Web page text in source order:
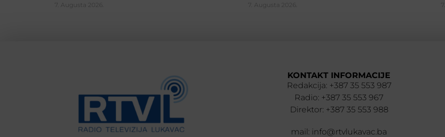
7. Augusta 2026. 7. Augusta 2026.
KONTAKT INFORMACIJE
Redakcija: +387 35 553 987
Radio: +387 35 553 967
Direktor: +387 35 553 988
mail: info@rtvlukavac.ba